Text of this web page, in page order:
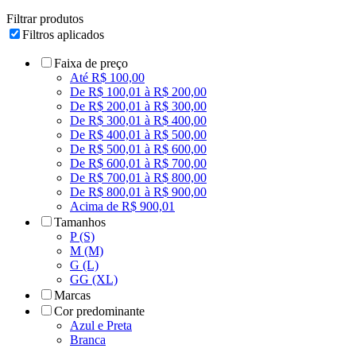
Filtrar produtos
Filtros aplicados
Faixa de preço
Até R$ 100,00
De R$ 100,01 à R$ 200,00
De R$ 200,01 à R$ 300,00
De R$ 300,01 à R$ 400,00
De R$ 400,01 à R$ 500,00
De R$ 500,01 à R$ 600,00
De R$ 600,01 à R$ 700,00
De R$ 700,01 à R$ 800,00
De R$ 800,01 à R$ 900,00
Acima de R$ 900,01
Tamanhos
P (S)
M (M)
G (L)
GG (XL)
Marcas
Cor predominante
Azul e Preta
Branca